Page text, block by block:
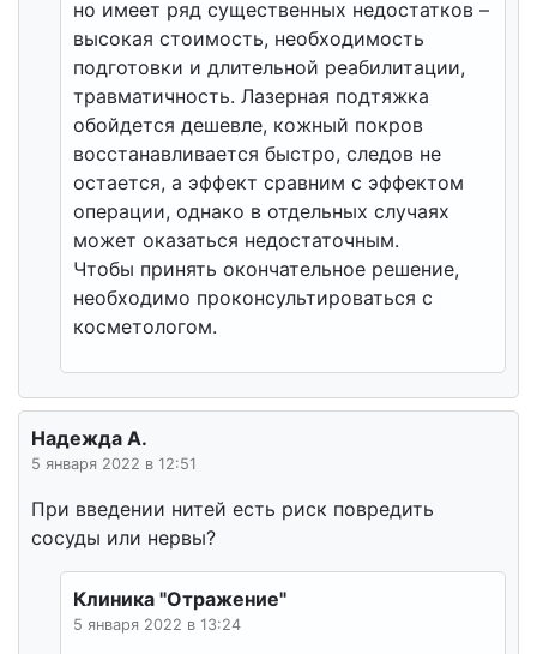
но имеет ряд существенных недостатков –
высокая стоимость, необходимость
подготовки и длительной реабилитации,
травматичность. Лазерная подтяжка
обойдется дешевле, кожный покров
восстанавливается быстро, следов не
остается, а эффект сравним с эффектом
операции, однако в отдельных случаях
может оказаться недостаточным.
Чтобы принять окончательное решение,
необходимо проконсультироваться с
косметологом.
Надежда А.
5 января 2022 в 12:51
При введении нитей есть риск повредить
сосуды или нервы?
Клиника "Отражение"
5 января 2022 в 13:24